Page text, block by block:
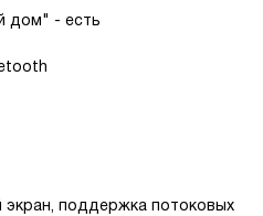
дом" - есть
поддержка потоковых